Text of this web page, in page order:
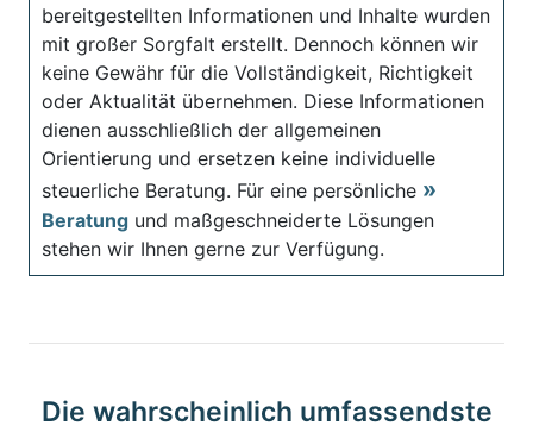
bereitgestellten Informationen und Inhalte wurden
mit großer Sorgfalt erstellt. Dennoch können wir
keine Gewähr für die Vollständigkeit, Richtigkeit
oder Aktualität übernehmen. Diese Informationen
dienen ausschließlich der allgemeinen
Orientierung und ersetzen keine individuelle
steuerliche Beratung. Für eine persönliche
Beratung und maßgeschneiderte Lösungen
stehen wir Ihnen gerne zur Verfügung.
Die wahrscheinlich umfassendste